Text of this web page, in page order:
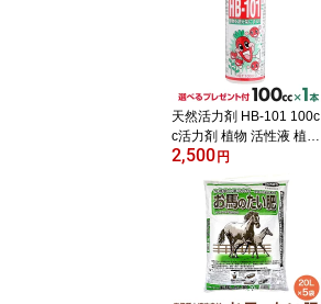
天然活力剤 HB-101 100c
c活力剤 植物 活性液 植物
活力剤 100ml フローラ H
剤 安全 農家 農園 家庭菜
園 園芸 ガーデニング 有
機栽培 フローラ101 Flor
a 洋ラン 全植物【送料無
料・代引手数料無料】
【プレゼント付】【WEB
2,500円